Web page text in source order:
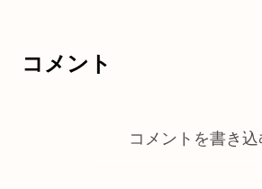
コメント
コメントを書き込